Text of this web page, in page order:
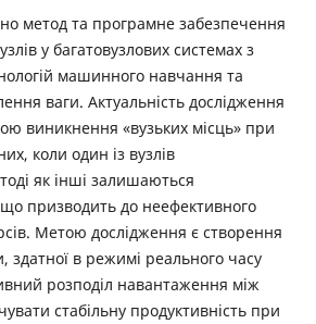
метод та програмне забезпечення
у багатовузлових системах з
машинного навчання та
ваги. Актуальність дослідження
виникнення «вузьких місць» при
коли один із вузлів
як інші залишаються
призводить до неефективного
Метою дослідження є створення
здатної в режимі реального часу
розподіл навантаження між
стабільну продуктивність при